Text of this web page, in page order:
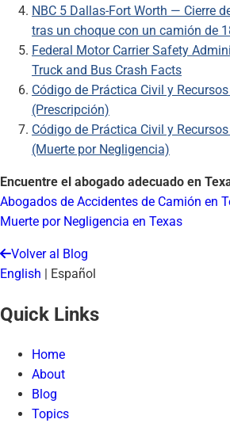
NBC 5 Dallas-Fort Worth — Cierre
tras un choque con un camión de
Federal Motor Carrier Safety
Truck and Bus Crash Facts
Código de Práctica Civil y
(Prescripción)
Código de Práctica Civil y
(Muerte por Negligencia)
Encuentre el abogado adecuado en
Abogados de Accidentes de Camión en
Muerte por Negligencia en Texas
Volver al Blog
English | Español
Quick Links
Home
About
Blog
Topics